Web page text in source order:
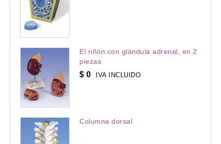
El riñón con glándula adrenal, en 2
piezas
$ 0 IVA INCLUIDO
Columna dorsal